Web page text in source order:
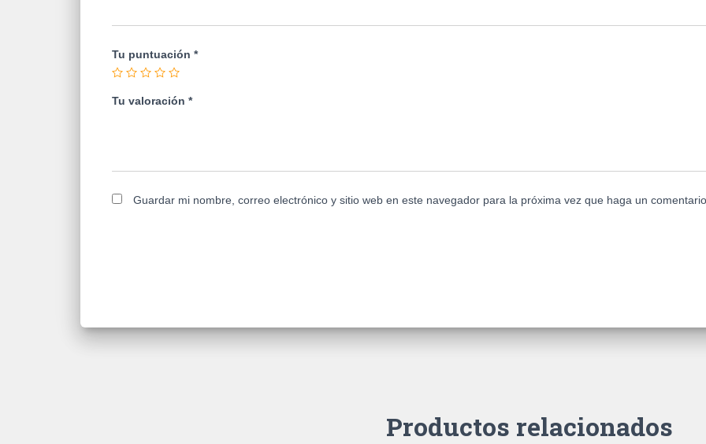
Tu puntuación *
Tu valoración *
Guardar mi nombre, correo electrónico y sitio web en este navegador para la próxima vez que haga un
Productos relacionados